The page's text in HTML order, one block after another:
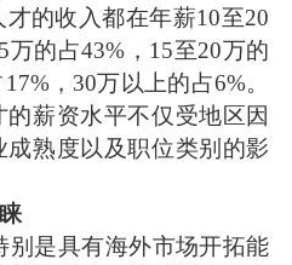
的收入都在年薪10至20
的占43%，15至20万的
，30万以上的占6%。
薪资水平不仅受地区因
熟度以及职位类别的影
是具有海外市场开拓能